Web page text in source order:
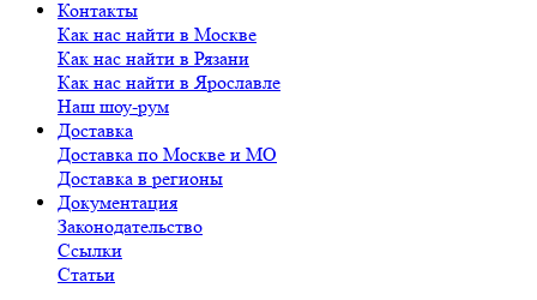
Контакты
Как нас найти в Москве
Как нас найти в Рязани
Как нас найти в Ярославле
Наш шоу-рум
Доставка
Доставка по Москве и МО
Доставка в регионы
Документация
Законодательство
Ссылки
Статьи